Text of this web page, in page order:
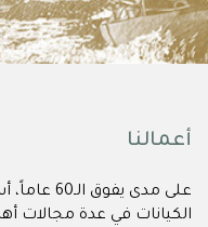
أعمالنا
على مدى
الكيانات في عدة مجالات